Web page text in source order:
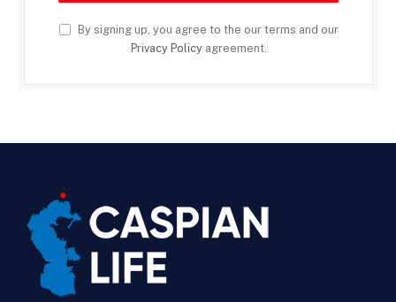
By signing up, you agree to the our terms and our
Privacy Policyagreement.